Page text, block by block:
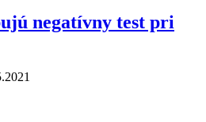
negatívny test pri